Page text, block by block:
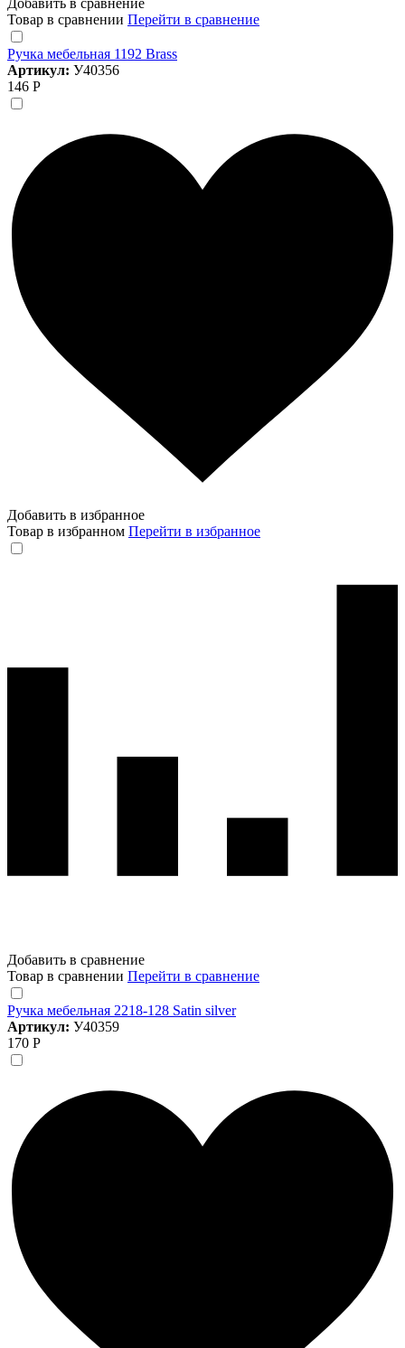
Товар в сравнении Перейти в сравнение
Ручка мебельная 1192 Brass
Артикул: У40356
146 Р
Добавить в избранное
Товар в избранном Перейти в избранное
Добавить в сравнение
Товар в сравнении Перейти в сравнение
Ручка мебельная 2218-128 Satin silver
Артикул: У40359
170 Р